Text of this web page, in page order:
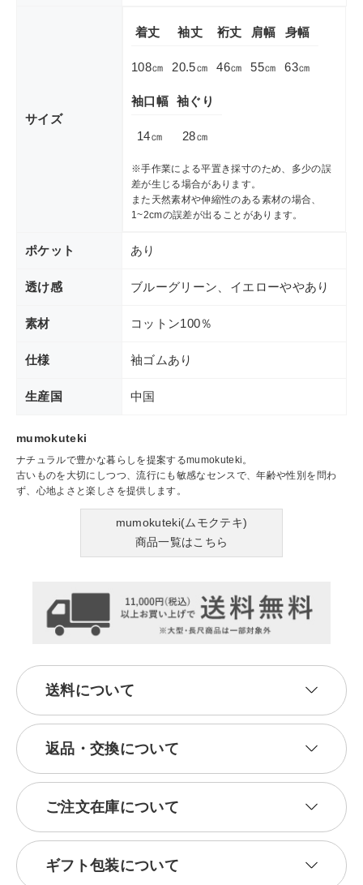
サイズ
着丈
108㎝
袖丈
20.5㎝
裄丈
46㎝
肩幅
55㎝
身幅
63㎝
袖口幅
14㎝
袖ぐり
28㎝
※手作業による平置き採寸のため、多少の誤
差が生じる場合があります。
また天然素材や伸縮性のある素材の場合、
1~2cmの誤差が出ることがあります。
ポケット あり
透け感 ブルーグリーン、イエローややあり
素材 コットン100％
仕様 袖ゴムあり
生産国 中国
mumokuteki
ナチュラルで豊かな暮らしを提案するmumokuteki。
古いものを大切にしつつ、流行にも敏感なセンスで、年齢や性別を問わ
ず、心地よさと楽しさを提供します。
mumokuteki(ムモクテキ)
商品一覧はこちら
送料について
返品・交換について
ご注文在庫について
ギフト包装について